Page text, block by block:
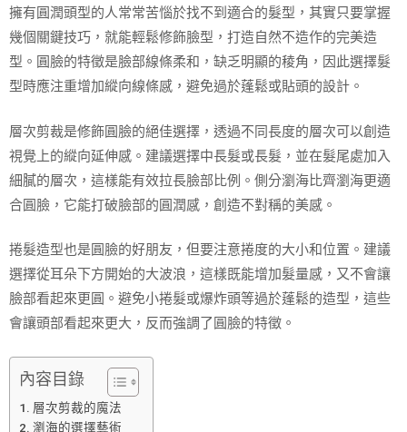
擁有圓潤頭型的人常常苦惱於找不到適合的髮型，其實只要掌握
幾個關鍵技巧，就能輕鬆修飾臉型，打造自然不造作的完美造
型。圓臉的特徵是臉部線條柔和，缺乏明顯的稜角，因此選擇髮
型時應注重增加縱向線條感，避免過於蓬鬆或貼頭的設計。
層次剪裁是修飾圓臉的絕佳選擇，透過不同長度的層次可以創造
視覺上的縱向延伸感。建議選擇中長髮或長髮，並在髮尾處加入
細膩的層次，這樣能有效拉長臉部比例。側分瀏海比齊瀏海更適
合圓臉，它能打破臉部的圓潤感，創造不對稱的美感。
捲髮造型也是圓臉的好朋友，但要注意捲度的大小和位置。建議
選擇從耳朵下方開始的大波浪，這樣既能增加髮量感，又不會讓
臉部看起來更圓。避免小捲髮或爆炸頭等過於蓬鬆的造型，這些
會讓頭部看起來更大，反而強調了圓臉的特徵。
內容目錄
層次剪裁的魔法
瀏海的選擇藝術